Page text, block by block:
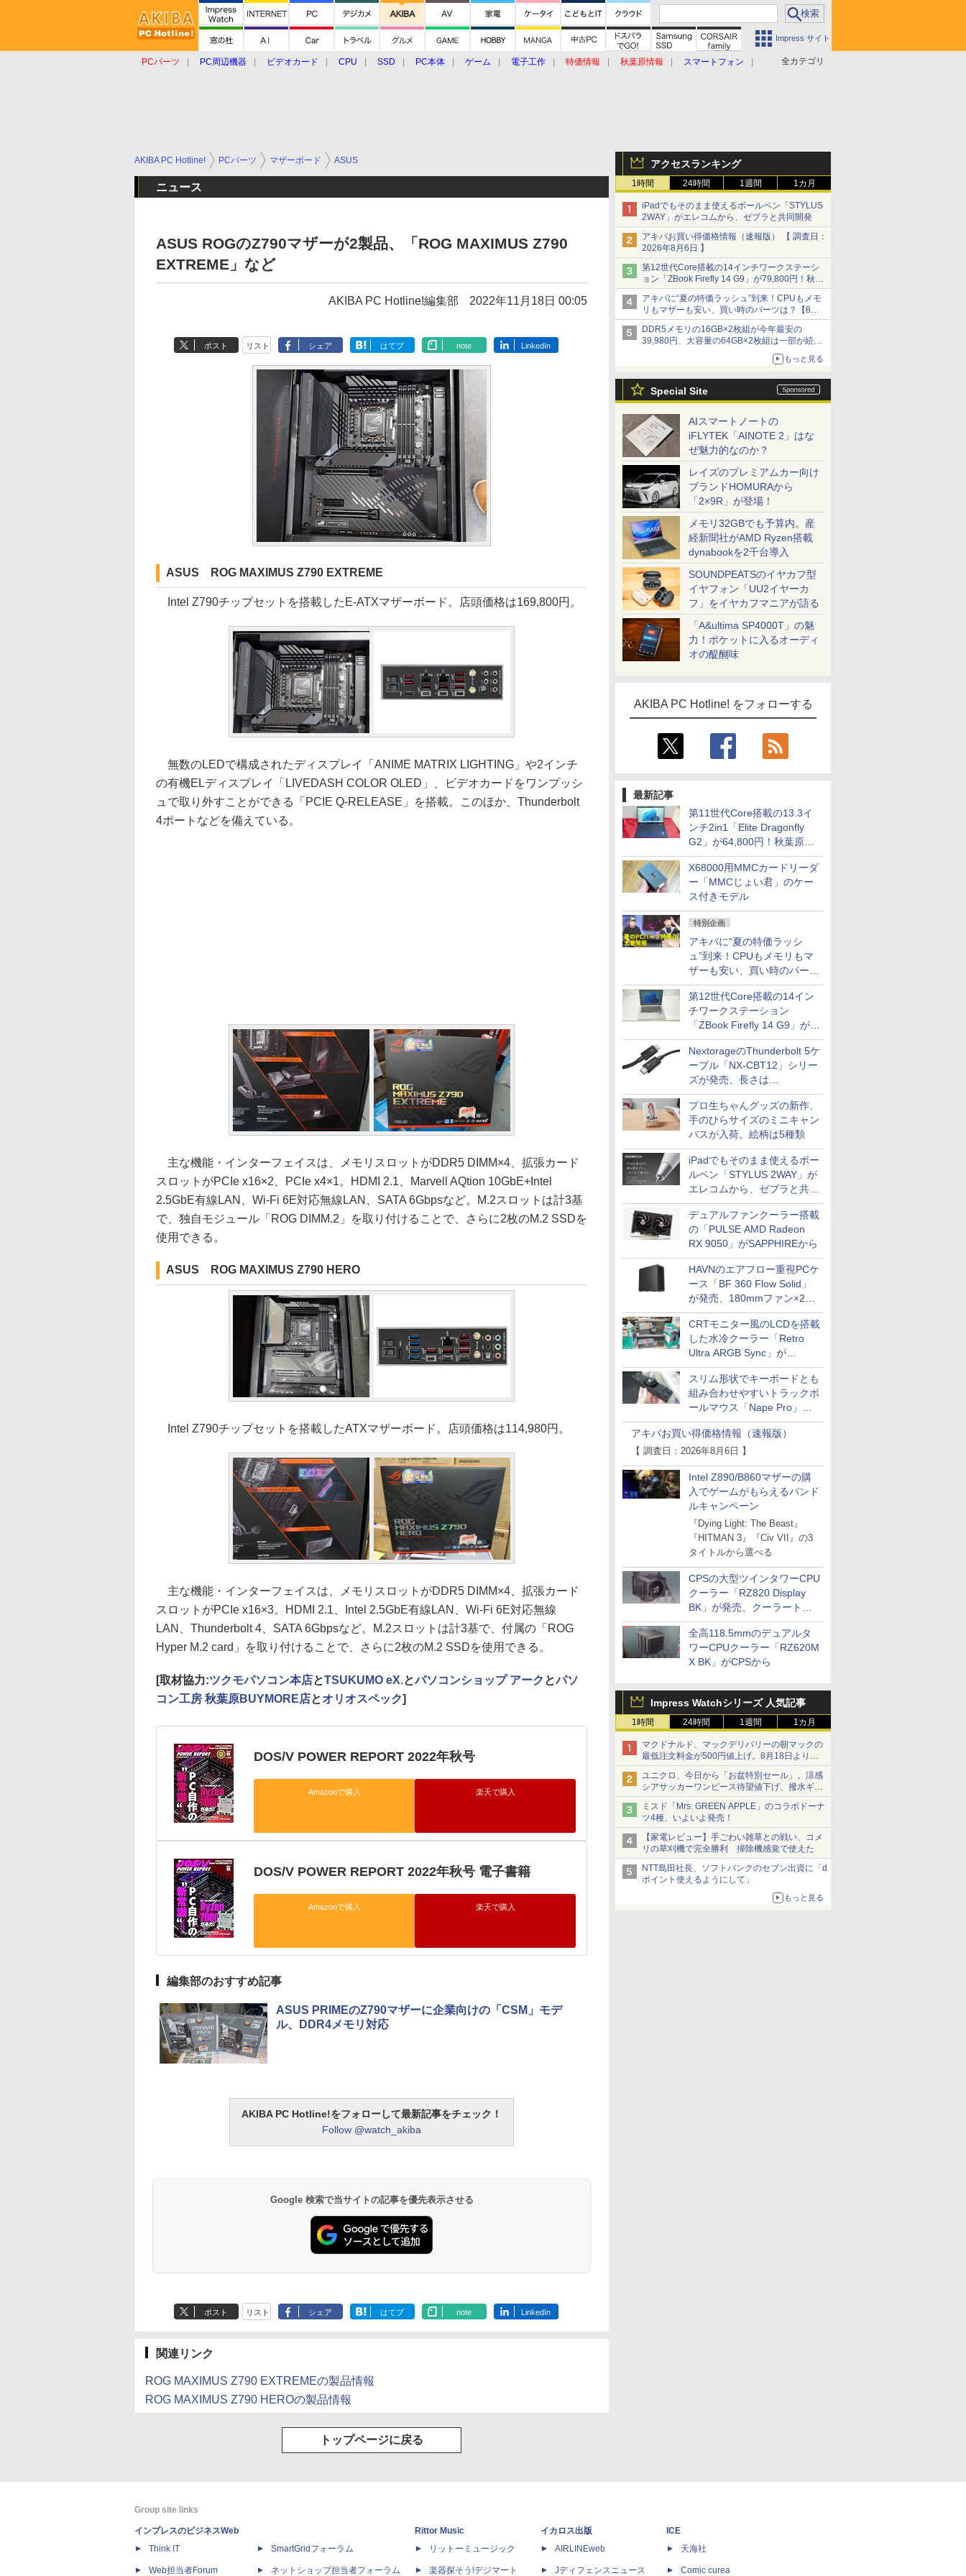
Impress サイト
全カテゴリ
PCパーツ PC周辺機器 ビデオカード CPU SSD PC本体 ゲーム 電子工作 特価情報 秋葉原情報
スマートフォン
アクセスランキング
1時間 24時間 1週間 1カ月
iPadでもそのまま使えるボールペン「STYLUS
2WAY」がエレコムから、ゼブラと共同開発
アキバお買い得価格情報（速報版） 【 調査日：
2026年8月6日 】
第12世代Core搭載の14インチワークステーシ
ョン「ZBook Firefly 14 G9」が79,800円！秋葉
原で中古PCセール
アキバに“夏の特価ラッシュ”到来！CPUもメモ
リもマザーも安い、買い時のパーツは？【8月7
日(金)22時配信】
DDR5メモリの16GB×2枚組が今年最安の
39,980円、大容量の64GB×2枚組は一部が続騰
もっと見る
Special Site
AIスマートノートの
iFLYTEK「AINOTE 2」はな
ぜ魅力的なのか？
レイズのプレミアムカー向け
ブランドHOMURAから
「2×9R」が登場！
メモリ32GBでも予算内。産
経新聞社がAMD Ryzen搭載
dynabookを2千台導入
SOUNDPEATSのイヤカフ型
イヤフォン「UU2イヤーカ
フ」をイヤカフマニアが語る
「A&ultima SP4000T」の魅
力！ポケットに入るオーディ
オの醍醐味
AKIBA PC Hotline! をフォローする
最新記事
第11世代Core搭載の13.3イ
ンチ2in1「Elite Dragonfly
G2」が64,800円！秋葉原で
中古PCセール
X68000用MMCカードリーダ
ー「MMCじょい君」のケー
ス付きモデル
特別企画
アキバに“夏の特価ラッシ
ュ”到来！CPUもメモリもマ
ザーも安い、買い時のパーツ
は？【8月7日(金)22時配信】
第12世代Core搭載の14イン
チワークステーション
「ZBook Firefly 14 G9」が
79,800円！秋葉原で中古PC
セール
NextorageのThunderbolt 5ケ
ーブル「NX-CBT12」シリー
ズが発売、長さは
30cm/50cm/1mの3種類
プロ生ちゃんグッズの新作、
手のひらサイズのミニキャン
バスが入荷。絵柄は5種類
iPadでもそのまま使えるボー
ルペン「STYLUS 2WAY」が
エレコムから、ゼブラと共同
開発
デュアルファンクーラー搭載
の「PULSE AMD Radeon
RX 9050」がSAPPHIREから
HAVNのエアフロー重視PCケ
ース「BF 360 Flow Solid」
が発売、180mmファン×2搭
載
CRTモニター風のLCDを搭載
した水冷クーラー「Retro
Ultra ARGB Sync」が
Thermaltakeから
スリム形状でキーボードとも
組み合わせやすいトラックボ
ールマウス「Nape Pro」が
Keychronから
アキバお買い得価格情報（速報版）
【 調査日：2026年8月6日 】
Intel Z890/B860マザーの購
入でゲームがもらえるバンド
ルキャンペーン
『Dying Light: The Beast』
『HITMAN 3』『Civ VII』の3
タイトルから選べる
CPSの大型ツインタワーCPU
クーラー「RZ820 Display
BK」が発売、クーラートッ
プに5インチ液晶搭載
全高118.5mmのデュアルタ
ワーCPUクーラー「RZ620M
X BK」がCPSから
Impress Watchシリーズ 人気記事
1時間 24時間 1週間 1カ月
マクドナルド、マックデリバリーの朝マックの
最低注文料金が500円値上げ。8月18日より
1,500円から受付
ユニクロ、今日から「お盆特別セール」。涼感
シアサッカーワンピース待望値下げ、撥水ギア
ショーツは1990円に
ミスド「Mrs. GREEN APPLE」のコラボドーナ
ツ4種、いよいよ発売！
【家電レビュー】手ごわい雑草との戦い、コメ
リの草刈機で完全勝利 掃除機感覚で使えた
NTT島田社長、ソフトバンクのセブン出資に「d
ポイント使えるようにして」
もっと見る
AKIBA PC Hotline! PCパーツ マザーボード ASUS
ニュース
ASUS ROGのZ790マザーが2製品、「ROG MAXIMUS Z790
EXTREME」など
AKIBA PC Hotline!編集部 2022年11月18日 00:05
ポスト リスト シェア はてブ note LinkedIn
ASUS ROG MAXIMUS Z790 EXTREME
Intel Z790チップセットを搭載したE-ATXマザーボード。店頭価格は169,800円。
無数のLEDで構成されたディスプレイ「ANIME MATRIX LIGHTING」や2インチ
の有機ELディスプレイ「LIVEDASH COLOR OLED」、ビデオカードをワンプッシ
ュで取り外すことができる「PCIE Q-RELEASE」を搭載。このほか、Thunderbolt
4ポートなどを備えている。
主な機能・インターフェイスは、メモリスロットがDDR5 DIMM×4、拡張カード
スロットがPCIe x16×2、PCIe x4×1。HDMI 2.1、Marvell AQtion 10GbE+Intel
2.5GbE有線LAN、Wi-Fi 6E対応無線LAN、SATA 6Gbpsなど。M.2スロットは計3基
で、独自モジュール「ROG DIMM.2」を取り付けることで、さらに2枚のM.2 SSDを
使用できる。
ASUS ROG MAXIMUS Z790 HERO
Intel Z790チップセットを搭載したATXマザーボード。店頭価格は114,980円。
主な機能・インターフェイスは、メモリスロットがDDR5 DIMM×4、拡張カード
スロットがPCIe x16×3。HDMI 2.1、Intel 2.5GbE有線LAN、Wi-Fi 6E対応無線
LAN、Thunderbolt 4、SATA 6Gbpsなど。M.2スロットは計3基で、付属の「ROG
Hyper M.2 card」を取り付けることで、さらに2枚のM.2 SSDを使用できる。
[取材協力:ツクモパソコン本店とTSUKUMO eX.とパソコンショップ アーク とパソ
コン工房 秋葉原BUYMORE店とオリオスペック]
DOS/V POWER REPORT 2022年秋号
Amazonで購入 楽天で購入
DOS/V POWER REPORT 2022年秋号 電子書籍
Amazonで購入 楽天で購入
編集部のおすすめ記事
ASUS PRIMEのZ790マザーに企業向けの「CSM」モデ
ル、DDR4メモリ対応
AKIBA PC Hotline!をフォローして最新記事をチェック！
Follow @watch_akiba
Google 検索で当サイトの記事を優先表示させる
ポスト リスト シェア はてブ note LinkedIn
関連リンク
ROG MAXIMUS Z790 EXTREMEの製品情報
ROG MAXIMUS Z790 HEROの製品情報
トップページに戻る
Group site links
インプレスのビジネスWeb
Think IT
Web担当者Forum
SmartGridフォーラム
ネットショップ担当者フォーラム
Rittor Music
リットーミュージック
楽器探そう!デジマート
イカロス出版
AIRLINEweb
Jディフェンスニュース
ICE
天海社
Comic curea